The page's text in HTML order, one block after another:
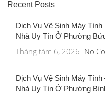
Recent Posts
Dịch Vụ Vệ Sinh Máy Tính
Nhà Uy Tín Ở Phường
Tháng tám 6, 2026 No
Dịch Vụ Vệ Sinh Máy Tính
Nhà Uy Tín Ở Phường